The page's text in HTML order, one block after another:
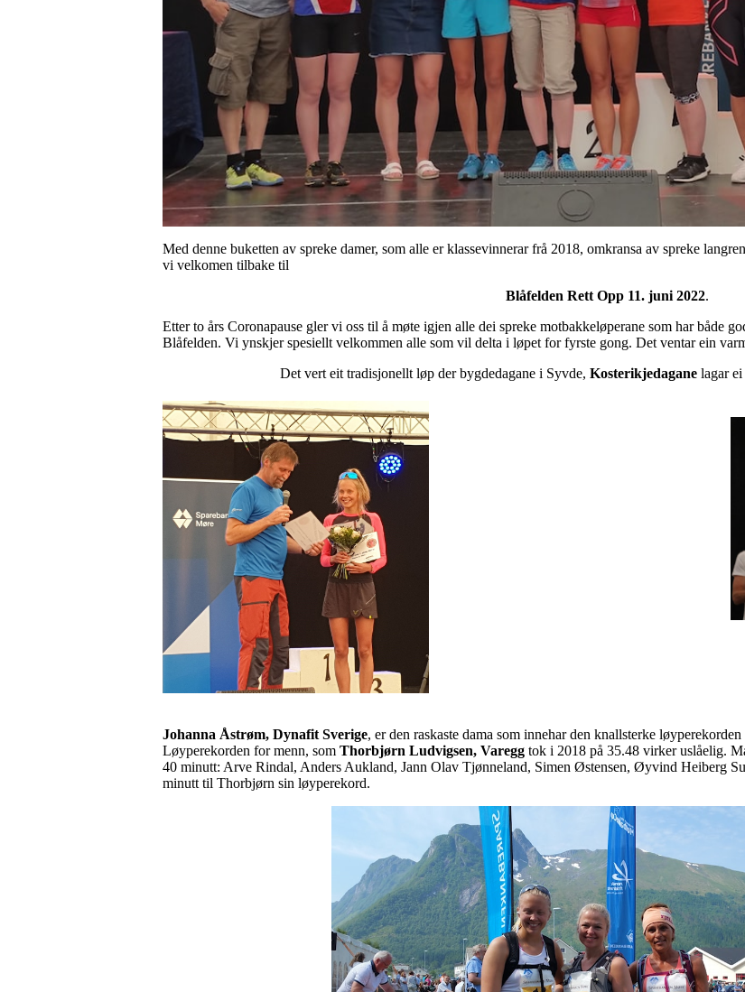
Med denne buketten av spreke damer, som alle er klassevinnerar frå 2018, omkransa av spreke
vi velkomen tilbake til
Blåfelden Rett Opp 11. juni 2022.
Etter to års Coronapause gler vi oss til å møte igjen alle dei spreke motbakkeløperane som har både
Blåfelden. Vi ynskjer spesiellt velkommen alle som vil delta i løpet for fyrste gong. Det ventar ein
Det vert eit tradisjonellt løp der bygdedagane i Syvde, Kosterikjedaganelagar ei
Johanna Åstrøm, Dynafit Sverige, er den raskaste dama som innehar den knallsterke
Løyperekorden for menn, som Thorbjørn Ludvigsen, Varegg tok i 2018 på 35.48 virker uslåelig.
40 minutt: Arve Rindal, Anders Aukland, Jann Olav Tjønneland, Simen Østensen, Øyvind Heiberg
minutt til Thorbjørn sin løyperekord.